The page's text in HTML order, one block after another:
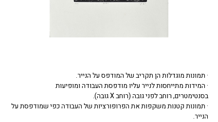
· תמונות מוגדלות הן תקריב של המודפס על הנייר.
· המידות מתייחסות לנייר עליו מודפסת העבודה ומופיעות
בסנטימטרים, רוחב לפני גובה (רוחב X גובה).
· תמונות קטנות משקפות את הפרופורציות של העבודה כפי שמודפסת על
הנייר.